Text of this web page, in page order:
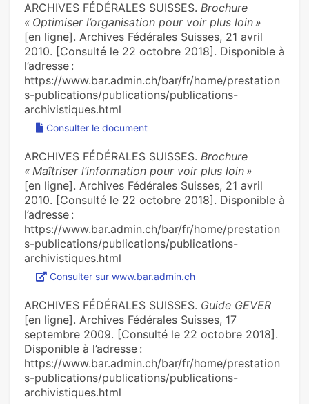
ARCHIVES FÉDÉRALES SUISSES. Brochure
« Optimiser l’organisation pour voir plus loin »
[en ligne]. Archives Fédérales Suisses, 21 avril
2010. [Consulté le 22 octobre 2018]. Disponible à
l’adresse :
https://www.bar.admin.ch/bar/fr/home/prestation
s-publications/publications/publications-
archivistiques.html
Consulter le document
ARCHIVES FÉDÉRALES SUISSES. Brochure
« Maîtriser l’information pour voir plus loin »
[en ligne]. Archives Fédérales Suisses, 21 avril
2010. [Consulté le 22 octobre 2018]. Disponible à
l’adresse :
https://www.bar.admin.ch/bar/fr/home/prestation
s-publications/publications/publications-
archivistiques.html
Consulter sur www.bar.admin.ch
ARCHIVES FÉDÉRALES SUISSES. Guide GEVER
[en ligne]. Archives Fédérales Suisses, 17
septembre 2009. [Consulté le 22 octobre 2018].
Disponible à l’adresse :
https://www.bar.admin.ch/bar/fr/home/prestation
s-publications/publications/publications-
archivistiques.html